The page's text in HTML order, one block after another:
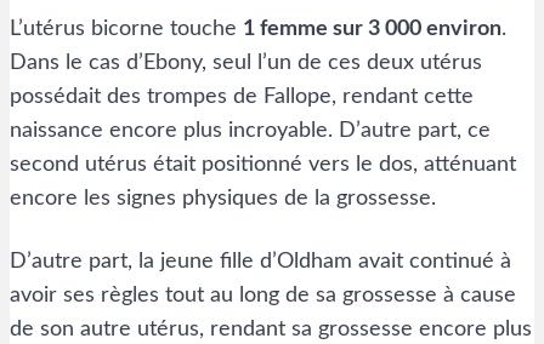
L’utérus bicorne touche 1 femme sur 3 000 environ.
Dans le cas d’Ebony, seul l’un de ces deux utérus
possédait des trompes de Fallope, rendant cette
naissance encore plus incroyable. D’autre part, ce
second utérus était positionné vers le dos, atténuant
encore les signes physiques de la grossesse.
D’autre part, la jeune fille d’Oldham avait continué à
avoir ses règles tout au long de sa grossesse à cause
de son autre utérus, rendant sa grossesse encore plus